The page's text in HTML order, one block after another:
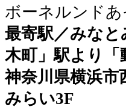
ボーネルンド
最寄駅／みな
木町」駅より「
神奈川県横浜
みらい3F